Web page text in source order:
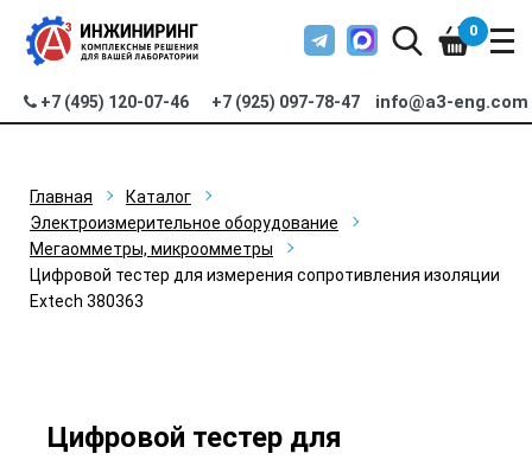
+7 (495) 120-07-46 +7 (925) 097-78-47 info@a3-eng.com
0
Главная
Каталог
Электроизмерительное оборудование
Мегаомметры, микроомметры
Цифровой тестер для измерения сопротивления изоляции
Extech 380363
Цифровой тестер для